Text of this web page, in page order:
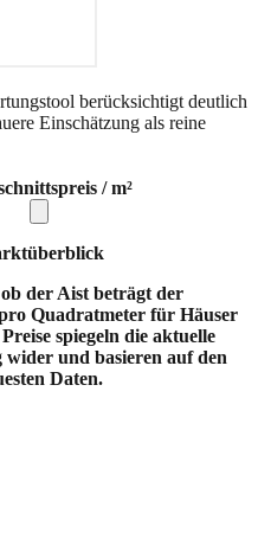
berücksichtigt deutlich
Einschätzung als reine
/ m²
der Aist beträgt der
Quadratmeter für Häuser
Preise spiegeln die aktuelle
und basieren auf den
Daten.